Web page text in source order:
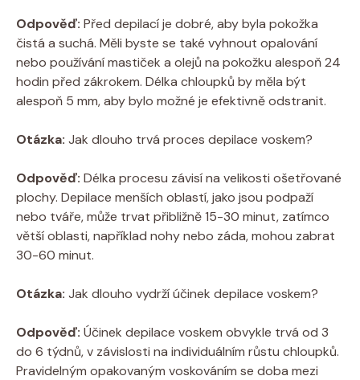
Odpověď: Před depilací je dobré, aby byla pokožka
čistá a suchá. Měli byste se také vyhnout opalování
nebo používání mastiček a olejů na pokožku alespoň 24
hodin před zákrokem. Délka chloupků by měla být
alespoň 5 mm, aby bylo možné je efektivně odstranit.
Otázka: Jak dlouho trvá proces depilace voskem?
Odpověď: Délka procesu závisí na velikosti ošetřované
plochy. Depilace menších oblastí, jako jsou podpaží
nebo tváře, může trvat přibližně 15-30 minut, zatímco
větší oblasti, například nohy nebo záda, mohou zabrat
30-60 minut.
Otázka: Jak dlouho vydrží účinek depilace voskem?
Odpověď: Účinek depilace voskem obvykle trvá od 3
do 6 týdnů, v závislosti na individuálním růstu chloupků.
Pravidelným opakovaným voskováním se doba mezi